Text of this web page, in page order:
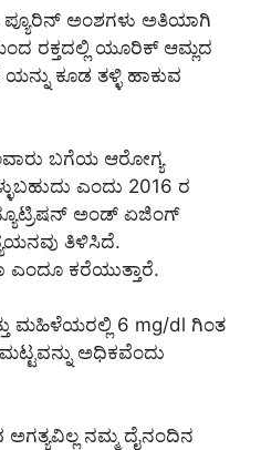
ಪ್ಯೂರಿನ್‌ ಅಂಶಗಳು ಅತಿಯಾಗಿ
ರಕ್ತದಲ್ಲಿ ಯೂರಿಕ್ ಆಮ್ಲದ
ಕೂಡ ತಳ್ಳಿ ಹಾಕುವ
ಬಗೆಯ ಆರೋಗ್ಯ
ಎಂದು 2016 ರ
ಅಂಡ್ ಏಜಿಂಗ್
ತಿಳಿಸಿದೆ.
ಕರೆಯುತ್ತಾರೆ.
ಮಹಿಳೆಯರಲ್ಲಿ 6 mg/dl ಗಿಂತ
ಅಧಿಕವೆಂದು
ನಮ್ಮ ದೈನಂದಿನ